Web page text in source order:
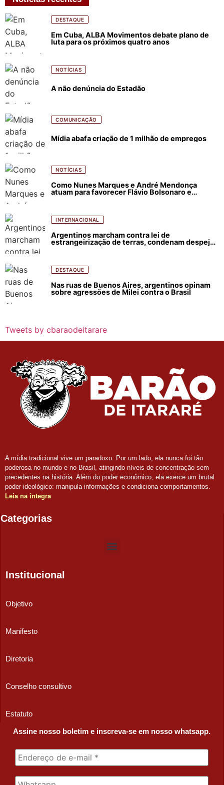
DESTAQUE
Em Cuba, ALBA Movimentos debate plano de
luta para os próximos quatro anos
NOTÍCIAS
A não denúncia do Estadão
COMUNICAÇÃO
Mídia abafa criação de 1 milhão de empregos
NOTÍCIAS
Como Nunes Marques e André Mendonça
atuam para favorecer Flávio Bolsonaro e
INTERNACIONAL
Argentinos marcham contra lei de
estrangeirização de terras, condenam despejos
DESTAQUE
Nas ruas de Buenos Aires, argentinos opinam
sobre agressões de Milei contra o Brasil
Tweets by cbaraodeitarare
A mídia tradicional vive um paradoxo. Por um lado, ela nunca foi tão
poderosa no mundo e no Brasil, atingindo níveis de concentração sem
precedentes na história. Além do poder econômico, ela exerce um brutal
poder ideológico: manipula informações e condiciona comportamentos.
Leia na íntegra
Categorias
Institucional
Objetivo
Manifesto
Diretoria
Conselho consultivo
Estatuto
Assine nosso boletim e inscreva-se em nosso whatsapp.